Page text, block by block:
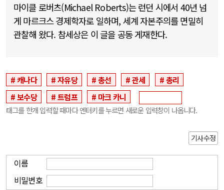
마이클 로버츠(Michael Roberts)는 런던 시에서 40년 넘
게 마르크스 경제학자로 일하며, 세계 자본주의를 면밀히
관찰해 왔다. 참세상은 이 글을 공동 게재한다.
캐나다 자유당 총선 관세
총리
보수당
트럼프 마크 카니
태그를 한개 입력할 때마다 엔터키를 누르면 새로운 입력창이 나옵니다.
기사수정
이름
비밀번호